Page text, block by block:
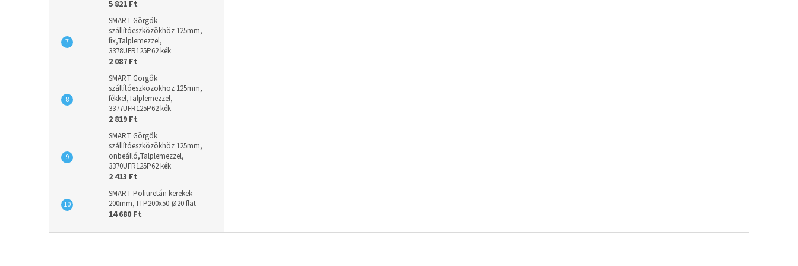
5 821 Ft
SMART Görgők
szállítóeszközökhöz 125mm,
fix,Talplemezzel,
3378UFR125P62 kék
2 087 Ft
SMART Görgők
szállítóeszközökhöz 125mm,
fékkel,Talplemezzel,
3377UFR125P62 kék
2 819 Ft
SMART Görgők
szállítóeszközökhöz 125mm,
önbeálló,Talplemezzel,
3370UFR125P62 kék
2 413 Ft
SMART Poliuretán kerekek
200mm, ITP200x50-Ø20 flat
14 680 Ft